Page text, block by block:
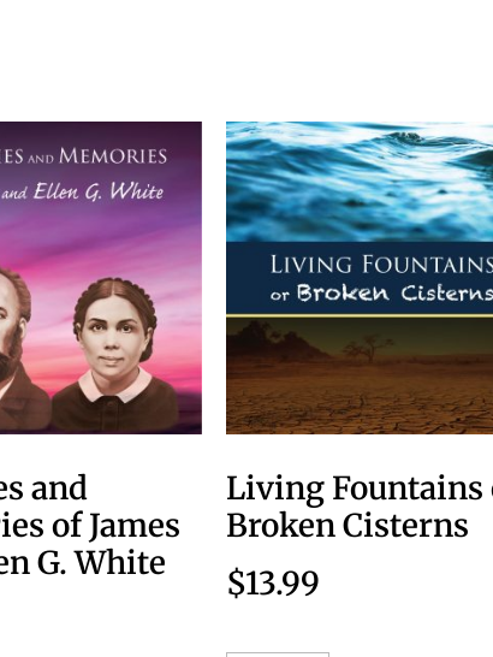
and
of James
G. White
Living Fountains
Broken Cisterns
$13.99